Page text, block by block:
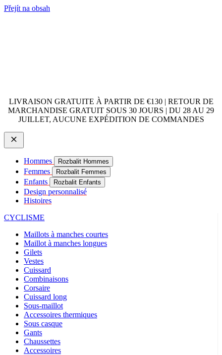
Přejít na obsah
LIVRAISON GRATUITE À PARTIR DE €130 | RETOUR DE
MARCHANDISE GRATUIT SOUS 30 JOURS | DU 28 AU 29
JUILLET, AUCUNE EXPÉDITION DE COMMANDES
Hommes Rozbalit Hommes
Femmes Rozbalit Femmes
Enfants Rozbalit Enfants
Design personnalisé
Histoires
CYCLISME
Maillots à manches courtes
Maillot à manches longues
Gilets
Vestes
Cuissard
Combinaisons
Corsaire
Cuissard long
Sous-maillot
Accessoires thermiques
Sous casque
Gants
Chaussettes
Accessoires